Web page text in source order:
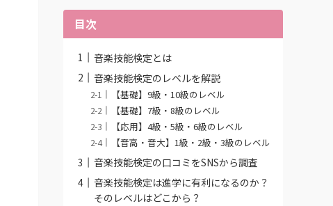
目次
音楽技能検定とは
音楽技能検定のレベルを解説
【基礎】9級・10級のレベル
【基礎】7級・8級のレベル
【応用】4級・5級・6級のレベル
【音高・音大】1級・2級・3級のレベル
音楽技能検定の口コミをSNSから調査
音楽技能検定は進学に有利になるのか？
そのレベルはどこから？